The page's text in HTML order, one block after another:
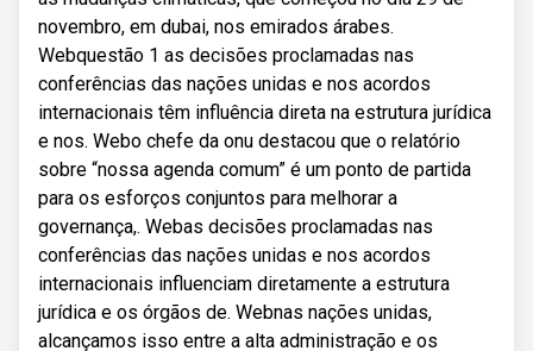
novembro, em dubai, nos emirados árabes.
Webquestão 1 as decisões proclamadas nas
conferências das nações unidas e nos acordos
internacionais têm influência direta na estrutura jurídica
e nos. Webo chefe da onu destacou que o relatório
sobre “nossa agenda comum” é um ponto de partida
para os esforços conjuntos para melhorar a
governança,. Webas decisões proclamadas nas
conferências das nações unidas e nos acordos
internacionais influenciam diretamente a estrutura
jurídica e os órgãos de. Webnas nações unidas,
alcançamos isso entre a alta administração e os